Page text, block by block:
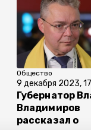
Общество
9 декабря 2023,
Губернатор
Владимиров
рассказал о